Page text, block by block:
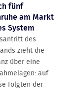
fünf
am Markt
System
des
zieht die
über eine
auf
folgten der